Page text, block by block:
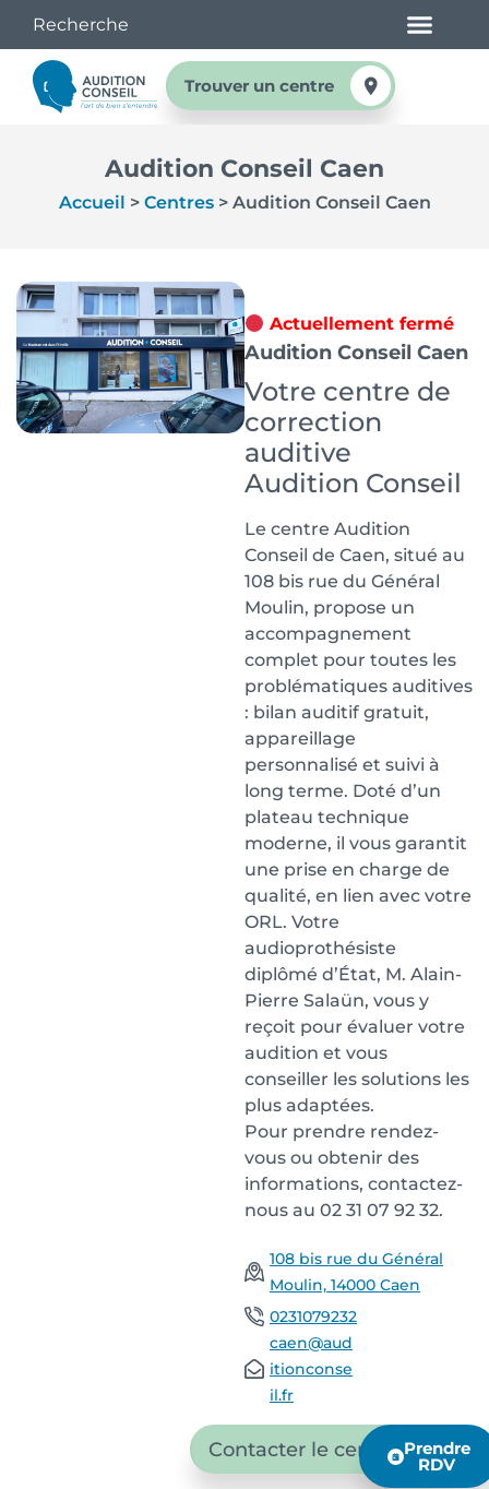
Trouver un centre
Audition Conseil Caen
Accueil > Centres> Audition Conseil Caen
Actuellement fermé
Audition Conseil Caen
Votre centre de
correction
auditive
Audition Conseil
Le centre Audition
Conseil de Caen, situé au
108 bis rue du Général
Moulin, propose un
accompagnement
complet pour toutes les
problématiques auditives
: bilan auditif gratuit,
appareillage
personnalisé et suivi à
long terme. Doté d’un
plateau technique
moderne, il vous garantit
une prise en charge de
qualité, en lien avec votre
ORL. Votre
audioprothésiste
diplômé d’État, M. Alain-
Pierre Salaün, vous y
reçoit pour évaluer votre
audition et vous
conseiller les solutions les
plus adaptées.
Pour prendre rendez-
vous ou obtenir des
informations, contactez-
nous au 02 31 07 92 32.
108 bis rue du Général
Moulin, 14000 Caen
0231079232
caen@aud
itionconse
il.fr
Contacter le centre Prendre
RDV